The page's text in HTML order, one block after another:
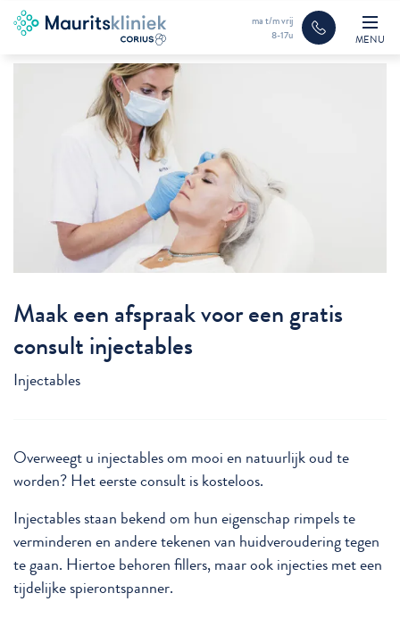
ma t/m vrij
8-17u
MENU
Maak een afspraak voor een gratis
consult injectables
Injectables
Overweegt u injectables om mooi en natuurlijk oud te
worden? Het eerste consult is kosteloos.
Injectables staan bekend om hun eigenschap rimpels te
verminderen en andere tekenen van huidveroudering tegen
te gaan. Hiertoe behoren fillers, maar ook injecties met een
tijdelijke spierontspanner.